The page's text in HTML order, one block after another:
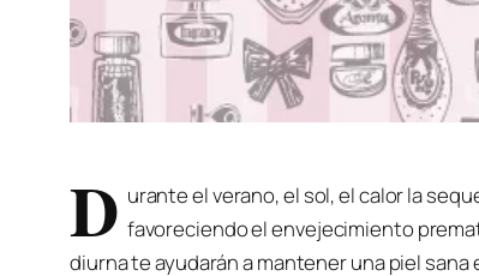
D urante el verano, el sol, el calor la
favoreciendo el envejecimiento
diurna te ayudarán a mantener una piel